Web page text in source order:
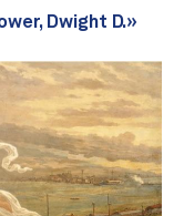
Dwight D.»